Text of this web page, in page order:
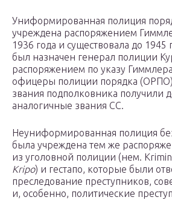
Униформированная полиция
учреждена распоряжением
1936 года и существовала до 1945
был назначен генерал полиции
распоряжением по указу
офицеры полиции порядка (ОРПО)
звания подполковника получили
аналогичные звания СС.
Неуниформированная полиция
была учреждена тем же
из уголовной полиции (нем.
Kripo) и гестапо, которые были
преследование преступников,
и, особенно, политические